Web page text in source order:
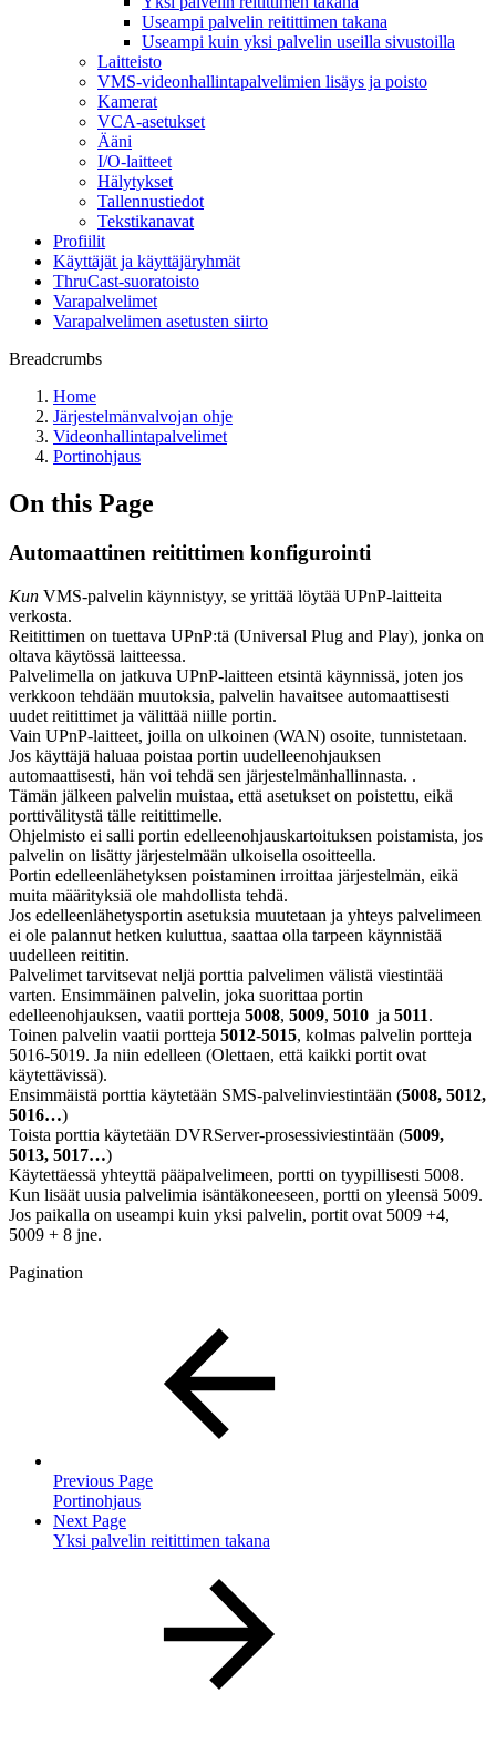
Useampi palvelin reitittimen takana
Useampi kuin yksi palvelin useilla sivustoilla
Laitteisto
VMS-videonhallintapalvelimien lisäys ja poisto
Kamerat
VCA-asetukset
Ääni
I/O-laitteet
Hälytykset
Tallennustiedot
Tekstikanavat
Profiilit
Käyttäjät ja käyttäjäryhmät
ThruCast-suoratoisto
Varapalvelimet
Varapalvelimen asetusten siirto
Breadcrumbs
Home
Järjestelmänvalvojan ohje
Videonhallintapalvelimet
Portinohjaus
On this Page
Automaattinen reitittimen konfigurointi
Kun VMS-palvelin käynnistyy, se yrittää löytää UPnP-laitteita
verkosta.
Reitittimen on tuettava UPnP:tä (Universal Plug and Play), jonka on
oltava käytössä laitteessa.
Palvelimella on jatkuva UPnP-laitteen etsintä käynnissä, joten jos
verkkoon tehdään muutoksia, palvelin havaitsee automaattisesti
uudet reitittimet ja välittää niille portin.
Vain UPnP-laitteet, joilla on ulkoinen (WAN) osoite, tunnistetaan.
Jos käyttäjä haluaa poistaa portin uudelleenohjauksen
automaattisesti, hän voi tehdä sen järjestelmänhallinnasta. .
Tämän jälkeen palvelin muistaa, että asetukset on poistettu, eikä
porttivälitystä tälle reitittimelle.
Ohjelmisto ei salli portin edelleenohjauskartoituksen poistamista, jos
palvelin on lisätty järjestelmään ulkoisella osoitteella.
Portin edelleenlähetyksen poistaminen irroittaa järjestelmän, eikä
muita määrityksiä ole mahdollista tehdä.
Jos edelleenlähetysportin asetuksia muutetaan ja yhteys palvelimeen
ei ole palannut hetken kuluttua, saattaa olla tarpeen käynnistää
uudelleen reititin.
Palvelimet tarvitsevat neljä porttia palvelimen välistä viestintää
varten. Ensimmäinen palvelin, joka suorittaa portin
edelleenohjauksen, vaatii portteja 5008, 5009, 5010 ja 5011.
Toinen palvelin vaatii portteja 5012-5015, kolmas palvelin portteja
5016-5019. Ja niin edelleen (Olettaen, että kaikki portit ovat
käytettävissä).
Ensimmäistä porttia käytetään SMS-palvelinviestintään (5008, 5012,
5016…)
Toista porttia käytetään DVRServer-prosessiviestintään (5009,
5013, 5017…)
Käytettäessä yhteyttä pääpalvelimeen, portti on tyypillisesti 5008.
Kun lisäät uusia palvelimia isäntäkoneeseen, portti on yleensä 5009.
Jos paikalla on useampi kuin yksi palvelin, portit ovat 5009 +4,
5009 + 8 jne.
Pagination
Previous Page
Portinohjaus
Next Page
Yksi palvelin reitittimen takana